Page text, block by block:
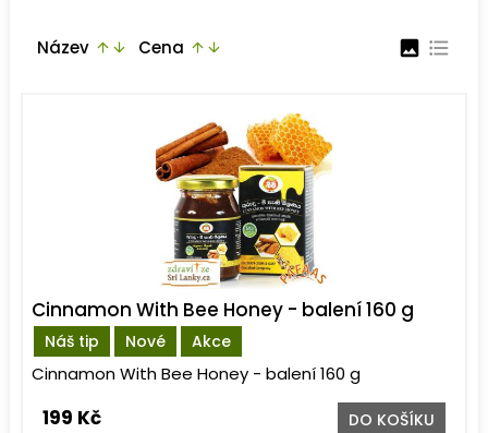
Název arrow_upward arrow_downward Cena arrow_upward arrow_downward image format_list_bulleted
Náš tip Nové Akce
Cinnamon With Bee Honey - balení 160 g
Cinnamon With Bee Honey - balení 160 g
199 Kč DO KOŠÍKU